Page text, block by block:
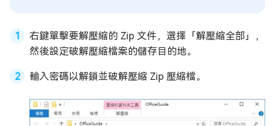
右鍵單擊要解壓縮的 Zip 文件，選擇「解壓縮全部」，
然後設定破解壓縮檔案的儲存目的地。
輸入密碼以解鎖並破解壓縮 Zip 壓縮檔。